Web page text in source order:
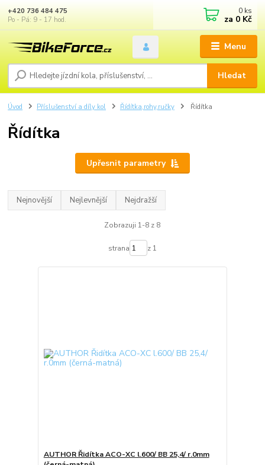
Menu
Hledat
+420 736 484 475
Po - Pá: 9 - 17 hod.
0 ks
za 0 Kč
Úvod Příslušenství a díly kol Řídítka,rohy,ručky Řídítka
Řídítka
Upřesnit parametry
Nejnovější Nejlevnější Nejdražší
Zobrazuji 1-8 z 8
strana z 1
AUTHOR Řidítka ACO-XC l.600/ BB 25,4/ r.0mm